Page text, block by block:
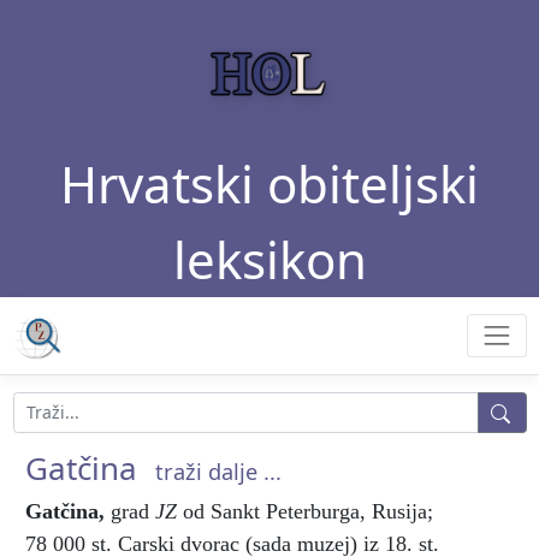
Hrvatski obiteljski
leksikon
Gatčina traži dalje ...
Gatčina, grad JZ od Sankt Peterburga, Rusija;
78 000 st. Carski dvorac (sada muzej) iz 18. st.